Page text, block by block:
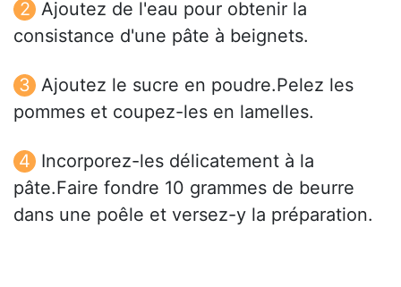
Ajoutez de l'eau pour obtenir la
consistance d'une pâte à beignets.
Ajoutez le sucre en poudre.Pelez les
pommes et coupez-les en lamelles.
Incorporez-les délicatement à la
pâte.Faire fondre 10 grammes de beurre
dans une poêle et versez-y la préparation.